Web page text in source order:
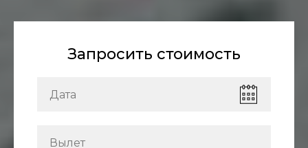
Запросить стоимость